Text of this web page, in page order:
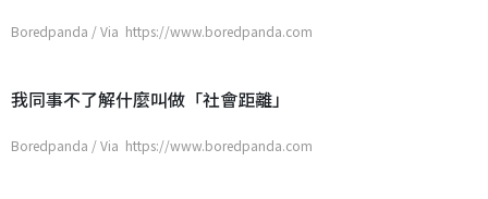
Boredpanda / Via https://www.boredpanda.com
我同事不了解什麼叫做「社會距離」
Boredpanda / Via https://www.boredpanda.com